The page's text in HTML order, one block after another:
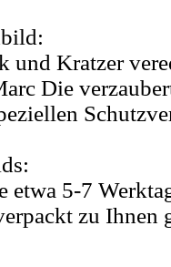
und Kratzer
Die
etwa 5-7
zu Ihnen